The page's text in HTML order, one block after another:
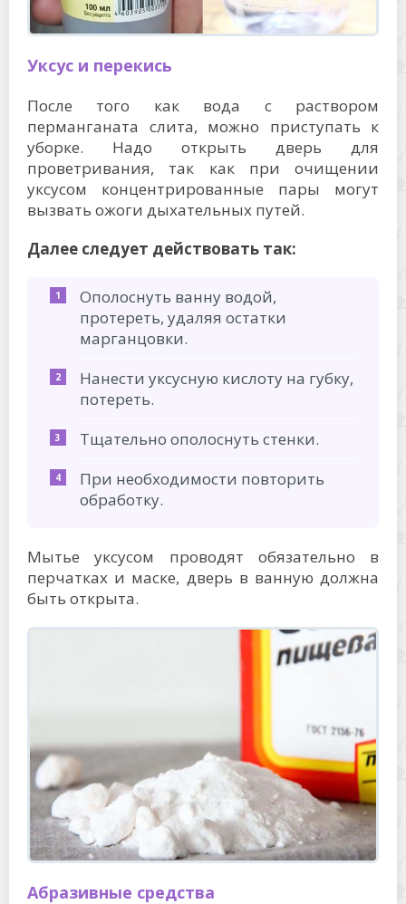
Уксус и перекись
После того как вода с раствором
перманганата слита, можно приступать к
уборке. Надо открыть дверь для
проветривания, так как при очищении
уксусом концентрированные пары могут
вызвать ожоги дыхательных путей.
Далее следует действовать так:
Ополоснуть ванну водой,
протереть, удаляя остатки
марганцовки.
Нанести уксусную кислоту на губку,
потереть.
Тщательно ополоснуть стенки.
При необходимости повторить
обработку.
Мытье уксусом проводят обязательно в
перчатках и маске, дверь в ванную должна
быть открыта.
Абразивные средства